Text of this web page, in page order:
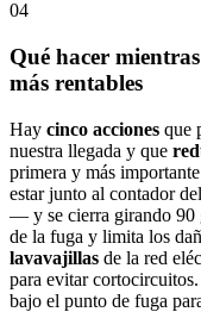
04
Qué hacer
más rentables
Hay cinco acciones que
nuestra llegada y que
primera y más
estar junto al contador
— y se cierra girando 90
de la fuga y limita los
lavavajillas de la red
para evitar
bajo el punto de fuga